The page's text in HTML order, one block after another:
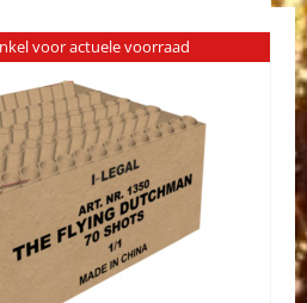
voor actuele voorraad